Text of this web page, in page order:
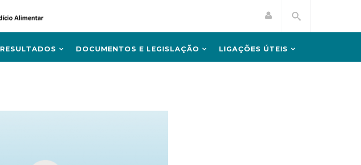
RESULTADOS DOCUMENTOS E LEGISLAÇÃO LIGAÇÕES ÚTEIS